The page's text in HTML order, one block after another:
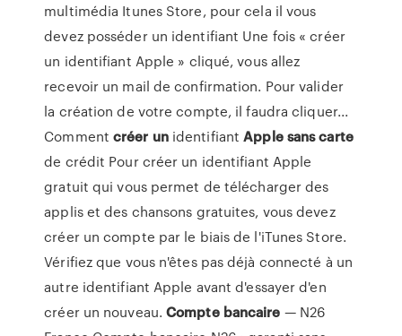
multimédia Itunes Store, pour cela il vous
devez posséder un identifiant Une fois « créer
un identifiant Apple » cliqué, vous allez
recevoir un mail de confirmation. Pour valider
la création de votre compte, il faudra cliquer...
Commentcréer unidentifiantApple sanscarte
de crédit Pour créer un identifiant Apple
gratuit qui vous permet de télécharger des
applis et des chansons gratuites, vous devez
créer un compte par le biais de l'iTunes Store.
Vérifiez que vous n'êtes pas déjà connecté à un
autre identifiant Apple avant d'essayer d'en
créer un nouveau.Compte bancaire — N26